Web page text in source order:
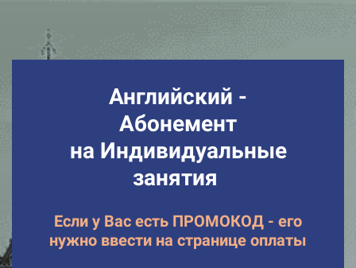
Английский -
Абонемент
на Индивидуальные
занятия
Если у Вас есть ПРОМОКОД - его
нужно ввести на странице оплаты